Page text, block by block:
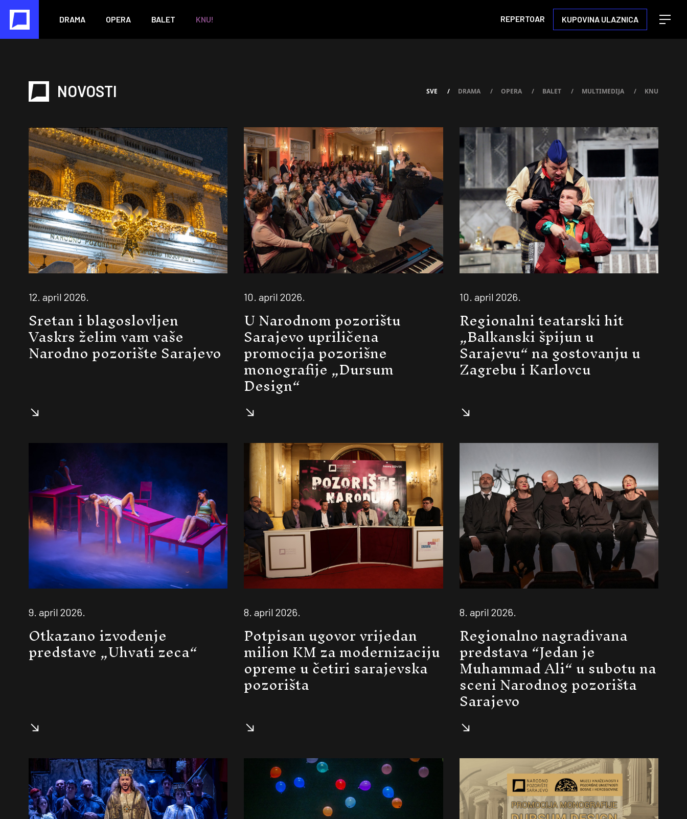
DRAMA OPERA BALET KNU! REPERTOAR KUPOVINA ULAZNICA
Open
NOVOSTI SVE / DRAMA / OPERA / BALET / MULTIMEDIJA / KNU
12. april 2026.
Sretan i blagoslovljen
Vaskrs želim vam vaše
Narodno pozorište Sarajevo
10. april 2026.
U Narodnom pozorištu
Sarajevo upriličena
promocija pozorišne
monografije „Dursum
Design“
10. april 2026.
Regionalni teatarski hit
„Balkanski špijun u
Sarajevu“ na gostovanju u
Zagrebu i Karlovcu
9. april 2026.
Otkazano izvođenje
predstave „Uhvati zeca“
8. april 2026.
Potpisan ugovor vrijedan
milion KM za modernizaciju
opreme u četiri sarajevska
pozorišta
8. april 2026.
Regionalno nagrađivana
predstava “Jedan je
Muhammad Ali“ u subotu na
sceni Narodnog pozorišta
Sarajevo